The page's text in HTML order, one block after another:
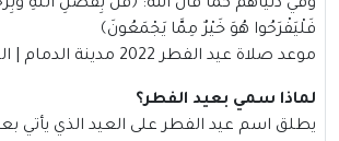
وفي دنياهم كما قال الله: ﴿قُلْ بِفَضْلِ اللَّهِ
فَلْيَفْرَحُوا هُوَ خَيْرٌ مِمَّا يَجْمَعُونَ﴾
موعد صلاة عيد الفطر 2022 مدينة الدمام | السعودية
لماذا سمي بعيد الفطر؟
يطلق اسم عيد الفطر على العيد الذي يأتي